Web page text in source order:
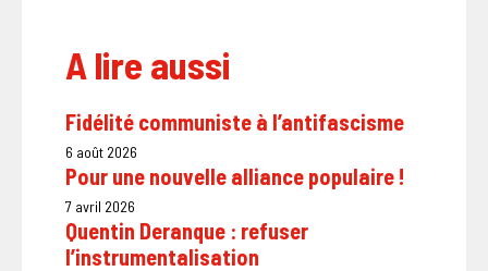
A lire aussi
Fidélité communiste à l’antifascisme
6 août 2026
Pour une nouvelle alliance populaire !
7 avril 2026
Quentin Deranque : refuser
l’instrumentalisation